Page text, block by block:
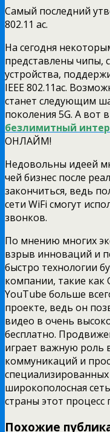
Самый последний
802.11 ас.
На сегодня
представлены чипы,
устройства,
IEEE 802.11ac.
станет следующим
поколения 5G. А вот
безлимитный
ОНЛАЙМ!
Недовольны идеей
чей бизнес после
закончиться, ведь
сети WiFi смогут
звонков.
По мнению многих
взрыв инноваций и
быстро технологии
компании, такие как
YouTube больше
проекте, ведь он
видео в очень
бесплатно.
играет важную роль
коммуникаций и
широкополосная
страны этот
Похожие